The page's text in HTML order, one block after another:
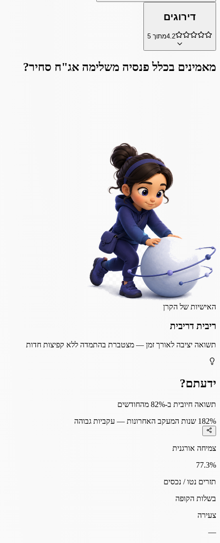
דירוגים
4.2מתוך 5
מאמינים בכלל פנסיה משלימה אג"ח סחיר?
האישיות של הקרן
ריבית דריבית
תשואה יציבה לאורך זמן — מצטברת בהתמדה ללא קפיצות חדות
ידעתם?
תשואה חיובית ב-82% מהחודשים
82%1 שנות המעקב האחרונות — עקביות גבוהה
צמיחה אורגנית
77.3%
תזרים נטו / נכסים
בשלות הקופה
צעירה
—